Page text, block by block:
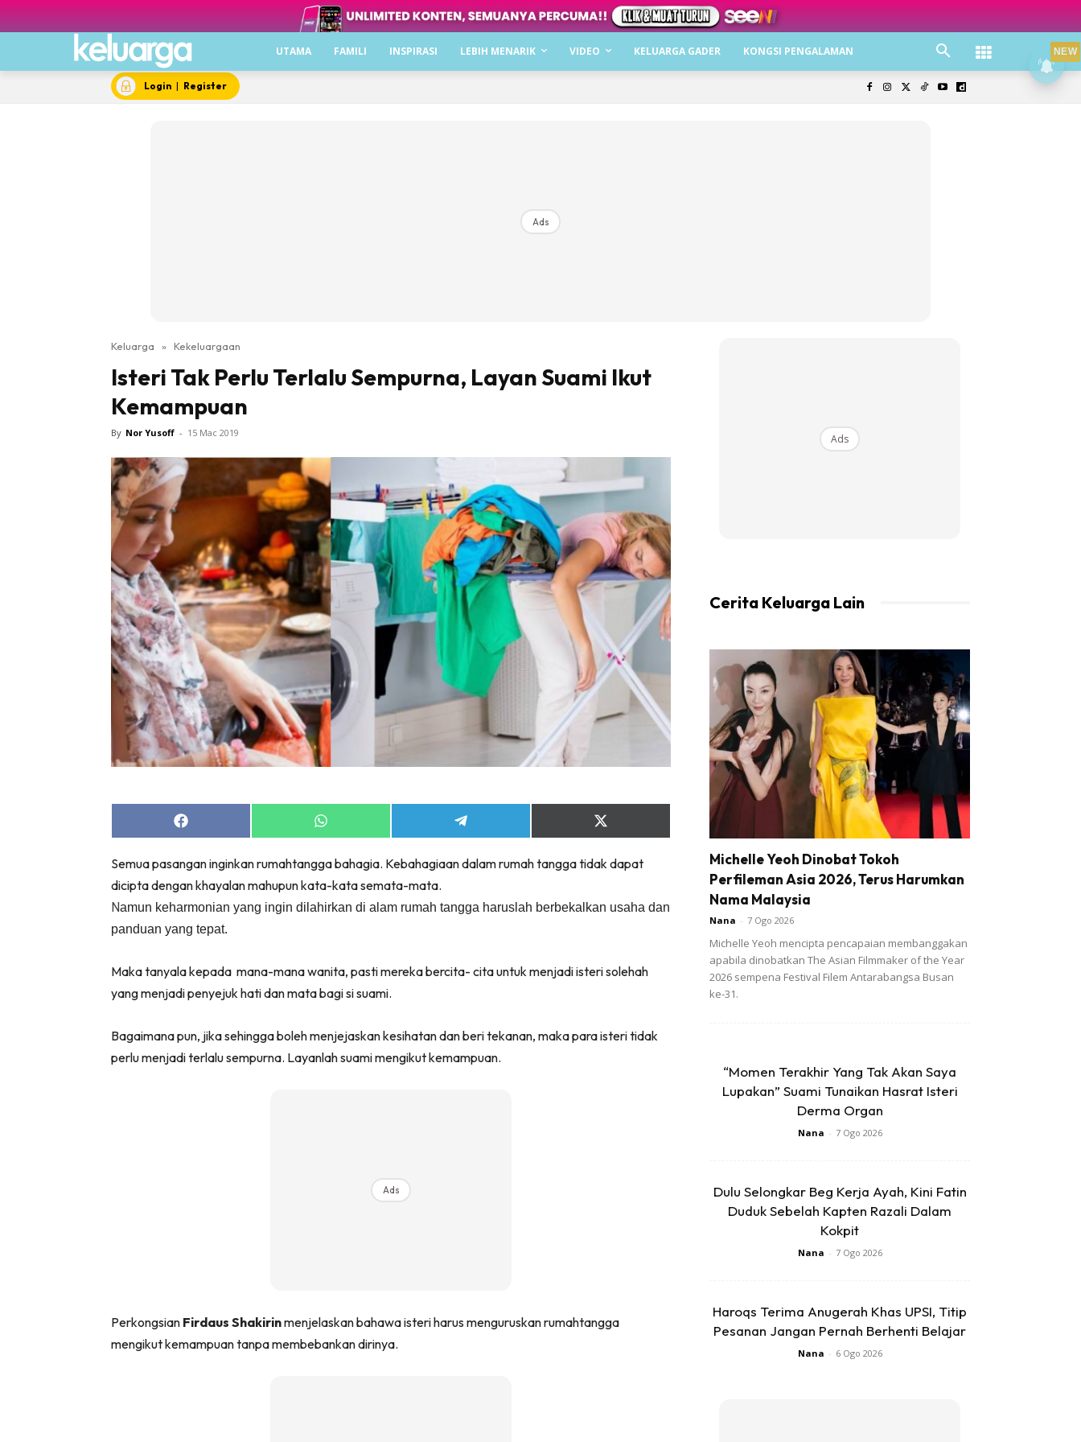
UTAMA FAMILI INSPIRASI LEBIH MENARIK VIDEO KELUARGA GADER KONGSI PENGALAMAN
Login | Register
Ads
Keluarga » Kekeluargaan
Isteri Tak Perlu Terlalu Sempurna, Layan Suami Ikut
Kemampuan
By Nor Yusoff - 15 Mac 2019
Share
on
Share
on
Share
on
Share
on
(Twitter)
Semua pasangan inginkan rumahtangga bahagia. Kebahagiaan dalam rumah tangga tidak dapat
dicipta dengan khayalan mahupun kata-kata semata-mata.
Namun keharmonian yang ingin dilahirkan di alam rumah tangga haruslah berbekalkan usaha dan
panduan yang tepat.
Maka tanyala kepada mana-mana wanita, pasti mereka bercita- cita untuk menjadi isteri solehah
yang menjadi penyejuk hati dan mata bagi si suami.
Bagaimana pun, jika sehingga boleh menjejaskan kesihatan dan beri tekanan, maka para isteri tidak
perlu menjadi terlalu sempurna. Layanlah suami mengikut kemampuan.
Ads
Perkongsian Firdaus Shakirinmenjelaskan bahawa isteri harus menguruskan rumahtangga
mengikut kemampuan tanpa membebankan dirinya.
Ads
Cerita Keluarga Lain
Michelle Yeoh Dinobat Tokoh
Perfileman Asia 2026, Terus Harumkan
Nama Malaysia
Nana - 7 Ogo 2026
Michelle Yeoh mencipta pencapaian membanggakan
apabila dinobatkan The Asian Filmmaker of the Year
2026 sempena Festival Filem Antarabangsa Busan
ke-31.
“Momen Terakhir Yang Tak Akan Saya
Lupakan” Suami Tunaikan Hasrat Isteri
Derma Organ
Nana - 7 Ogo 2026
Dulu Selongkar Beg Kerja Ayah, Kini Fatin
Duduk Sebelah Kapten Razali Dalam
Kokpit
Nana - 7 Ogo 2026
Haroqs Terima Anugerah Khas UPSI, Titip
Pesanan Jangan Pernah Berhenti Belajar
Nana - 6 Ogo 2026
NEW